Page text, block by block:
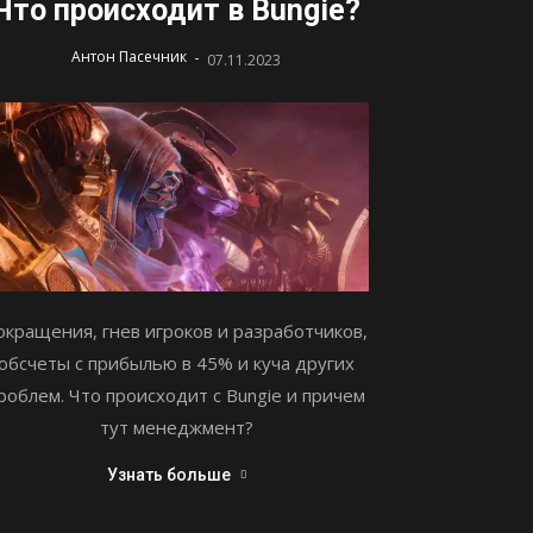
происходит в Bungie?
Антон Пасечник - 07.11.2023
гнев игроков и разработчиков,
с прибылью в 45% и куча других
Что происходит с Bungie и причем
тут менеджмент?
Узнать больше